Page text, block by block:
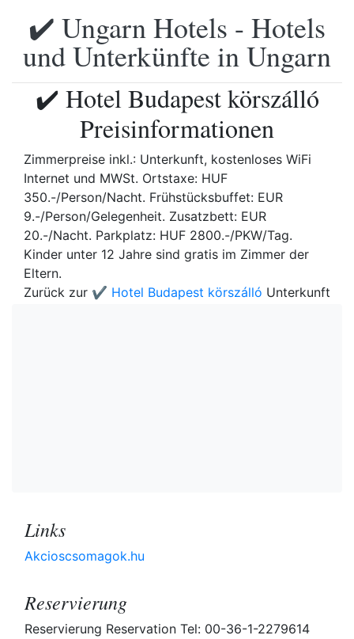
✔️ Ungarn Hotels - Hotels
und Unterkünfte in Ungarn
✔️ Hotel Budapest körszálló
Preisinformationen
Zimmerpreise inkl.: Unterkunft, kostenloses WiFi
Internet und MWSt. Ortstaxe: HUF
350.-/Person/Nacht. Frühstücksbuffet: EUR
9.-/Person/Gelegenheit. Zusatzbett: EUR
20.-/Nacht. Parkplatz: HUF 2800.-/PKW/Tag.
Kinder unter 12 Jahre sind gratis im Zimmer der
Eltern.
Zurück zur ✔️ Hotel Budapest körszálló Unterkunft
Links
Akcioscsomagok.hu
Reservierung
Reservierung Reservation Tel: 00-36-1-2279614